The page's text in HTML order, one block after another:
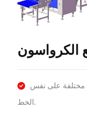
الكرواسون
مختلفة على نفس
الخط.